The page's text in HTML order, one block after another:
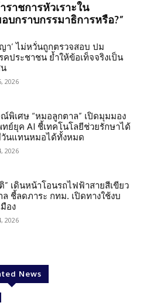
าชการหัวเราะใน
บกราบกรรมาธิการหรือ?”
า’ ไม่หวั่นถูกตรวจสอบ ปม
คประชาชน ย้ำให้ข้อเท็จจริงเป็น
2026
พิเศษ “หมอลูกตาล” เปิดมุมมอง
ย์ยุค AI ชี้เทคโนโลยีช่วยรักษาได้
นแทนหมอได้ทั้งหมด
2026
” เดินหน้าโอนรถไฟฟ้าสายสีเขียว
ล ชี้ลดภาระ กทม. เปิดทางใช้งบ
อง
2026
News